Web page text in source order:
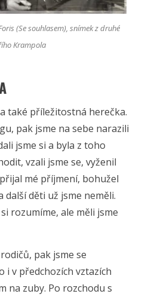
(Se souhlasem), snímek z druhé
Krampola
také příležitostná herečka.
pak jsme na sebe narazili
jsme si a byla z toho
vzali jsme se, vyženil
mé příjmení, bohužel
další děti už jsme neměli.
rozumíme, ale měli jsme
pak jsme se
i v předchozích vztazích
na zuby. Po rozchodu s